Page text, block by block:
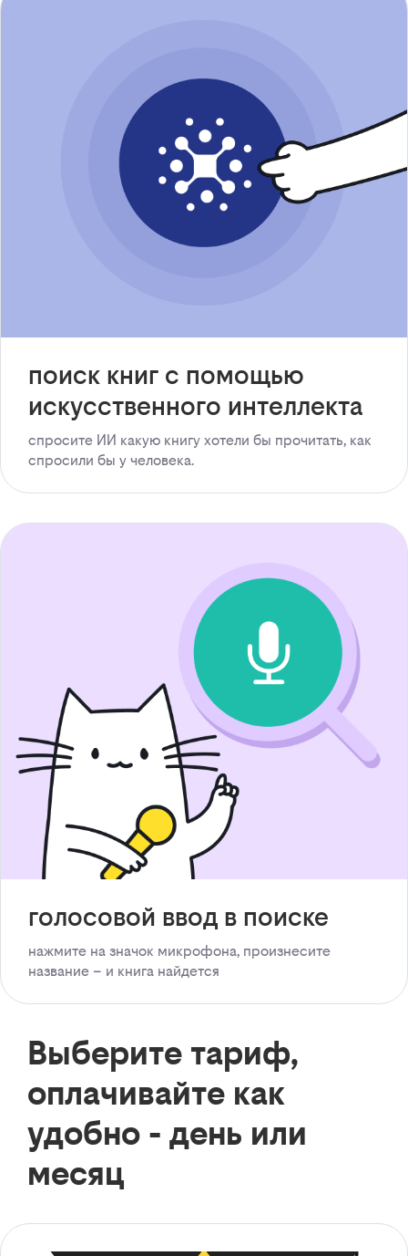
поиск книг с помощью
искусственного интеллекта
спросите ИИ какую книгу хотели бы прочитать, как
спросили бы у человека.
голосовой ввод в поиске
нажмите на значок микрофона, произнесите
название – и книга найдется
Выберите тариф,
оплачивайте как
удобно - день или
месяц